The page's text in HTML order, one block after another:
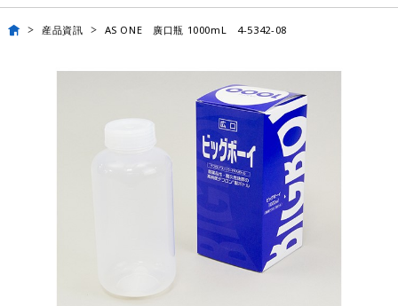
産品資訊 AS ONE 廣口瓶 1000mL 4-5342-08